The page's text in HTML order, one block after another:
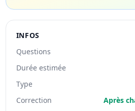
INFOS
Questions
Durée estimée
Type
Correction
Après